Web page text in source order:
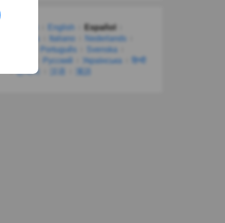
English
Español
Italiano
Nederlands
Português
Svenska
Русский Українська
हिन्दी
한국어